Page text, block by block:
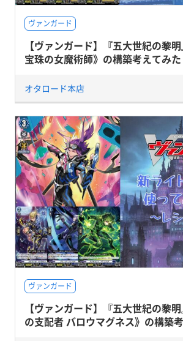
ヴァンガード
【ヴァンガード】『五大世紀の黎
宝珠の女魔術師》の構築考えてみ
オタロード本店
ヴァンガード
【ヴァンガード】『五大世紀の黎
の支配者 バロウマグネス》の構築